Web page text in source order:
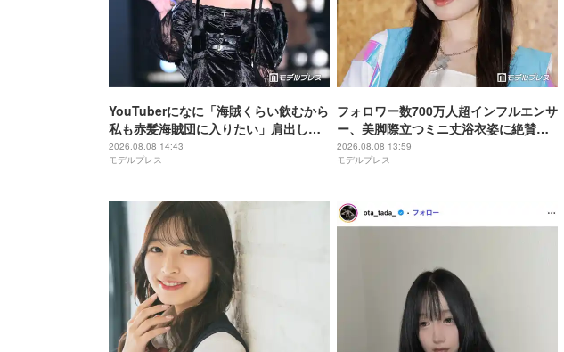
YouTuberになに「海賊くらい飲むから
私も赤髪海賊団に入りたい」肩出しコ
ーデ公開「ビジュアル良すぎ」「セク
シー」
2026.08.08 14:43
モデルプレス
フォロワー数700万人超インフルエンサ
ー、美脚際立つミニ丈浴衣姿に絶賛の
声「スタイル良くて憧れる」「透明感
レベチ」
2026.08.08 13:59
モデルプレス